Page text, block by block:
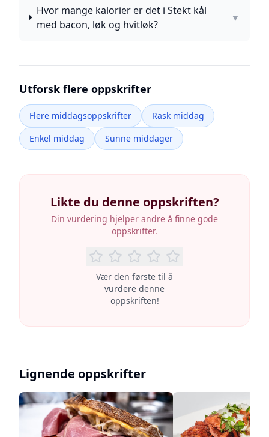
Hvor mange kalorier er det i Stekt kål
med bacon, løk og hvitløk?
▼
Utforsk flere oppskrifter
Flere middagsoppskrifter
Rask middag
Enkel middag
Sunne middager
Likte du denne oppskriften?
Din vurdering hjelper andre å finne gode
oppskrifter.
Vær den første til å
vurdere denne
oppskriften!
Lignende oppskrifter